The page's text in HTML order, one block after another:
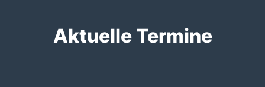
Aktuelle Termine